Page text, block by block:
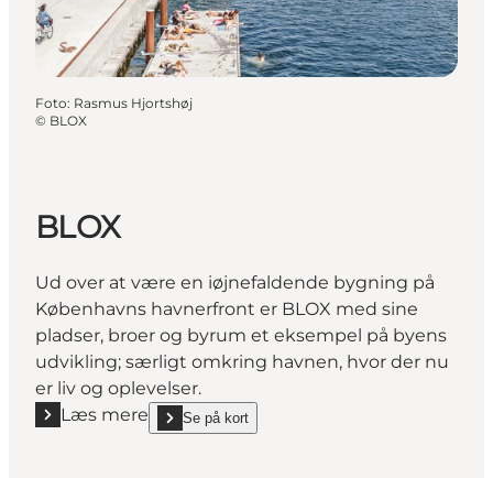
Foto: Rasmus Hjortshøj
© BLOX
BLOX
Ud over at være en iøjnefaldende bygning på
Københavns havnerfront er BLOX med sine
pladser, broer og byrum et eksempel på byens
udvikling; særligt omkring havnen, hvor der nu
er liv og oplevelser.
Læs mere
Læs mere "BLOX"Se på kort
show BLOX on_map